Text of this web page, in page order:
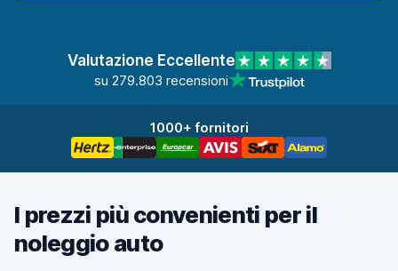
Valutazione Eccellente
su 279.803 recensioni
1000+ fornitori
I prezzi più convenienti per il
noleggio auto